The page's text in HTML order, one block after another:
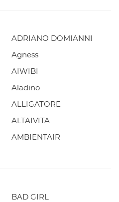
ADRIANO DOMIANNI
Agness
AIWIBI
Aladino
ALLIGATORE
ALTAIVITA
AMBIENTAIR
BAD GIRL